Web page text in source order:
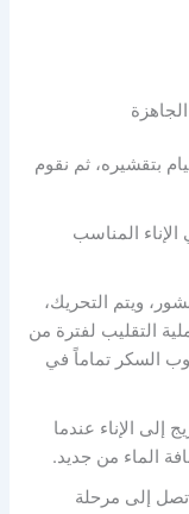
بتقشيره، ثم نقوم
المناسب
ويتم التحريك،
التقليب لفترة من
حتى يذوب السكر تماماً في
إلى الإناء عندما
الماء من جديد.
تصل إلى مرحلة